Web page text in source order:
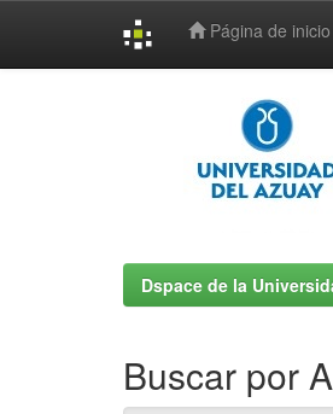
Página de inicio
Dspace de la
Buscar por